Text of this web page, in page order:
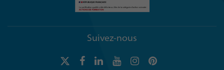
Suivez-nous